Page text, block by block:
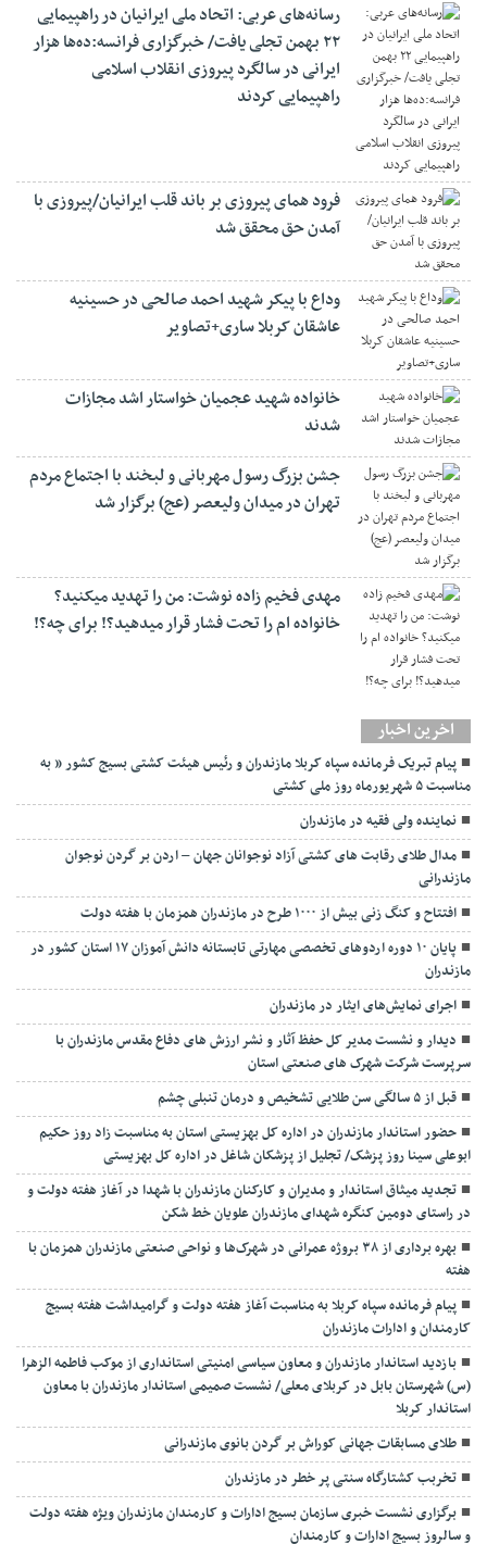
رسانه‌های عربی: اتحاد ملی ایرانیان در راهپیمایی
۲۲ بهمن تجلی یافت/ خبرگزاری فرانسه:ده‌ها هزار
ایرانی در سالگرد پیروزی انقلاب اسلامی
راهپیمایی کردند
فرود همای پیروزی بر باند قلب ایرانیان/پیروزی با
آمدن حق محقق شد
وداع با پیکر شهید احمد صالحی‌ در حسینیه
عاشقان کربلا ساری+تصاویر
خانواده شهید عجمیان خواستار اشد مجازات
شدند
جشن بزرگ رسول مهربانی و لبخند با اجتماع مردم
تهران در میدان ولیعصر (عج) برگزار شد
مهدی فخیم زاده نوشت: من را تهدید میکنید؟
خانواده ام را‌ تحت فشار قرار میدهید؟! برای چه؟!
اخرین اخبار
پیام تبریک فرمانده سپاه کربلا مازندران و رئیس هیئت کشتی بسیج کشور ” به
مناسبت ۵ شهریورماه روز ملی کشتی
نماينده ولی فقیه در مازندران
مدال طلای رقابت های کشتی آزاد نوجوانان جهان – اردن بر گردن نوجوان
مازندرانی
افتتاح و کنگ زنی بیش از ۱۰۰۰ طرح در مازندران همزمان با هفته دولت
پایان ۱۰ دوره اردوهای تخصصی مهارتی تابستانه دانش آموزان ۱۷ استان کشور در
مازندران
اجرای نمایش‌های ایثار در مازندران
دیدار و نشست مدیر کل حفظ آثار و نشر ارزش های دفاع مقدس مازندران با
سرپرست شرکت شهرک های صنعتی استان
قبل از ۵ سالگی سن طلایی تشخیص و درمان تنبلی چشم
حضور استاندار مازندران در اداره کل بهزیستی استان به مناسبت زاد روز حکیم
ابوعلی سینا روز پزشک/ تجلیل از پزشکان شاغل در اداره کل بهزیستی
تجدید میثاق استاندار و مدیران و کارکنان مازندران با شهدا در آغاز هفته دولت و
در راستای دومین کنگره شهدای مازندران علویان خط شکن
بهره برداری از ۳۸ بروژه عمرانی در شهرک‌ها و نواحی صنعتی مازندران همزمان با
هفته
پیام فرمانده سپاه کربلا به مناسبت آغاز هفته دولت و گرامیداشت هفته بسیج
کارمندان و ادارات مازندران
بازدید استاندار مازندران و معاون سیاسی امنیتی استانداری از موکب فاطمه الزهرا
(س) شهرستان بابل در کربلای معلی/ نشست صمیمی استاندار مازندران با معاون
استاندار کربلا
طلای مسابقات جهانی کوراش بر گردن بانوی مازندرانی
تخربب کشتارگاه سنتی پر خطر در مازندران
برگزاری نشست خبری سازمان بسیج ادارات و کارمندان مازندران ویژه هفته دولت
و سالروز بسیج ادارات و کارمندان